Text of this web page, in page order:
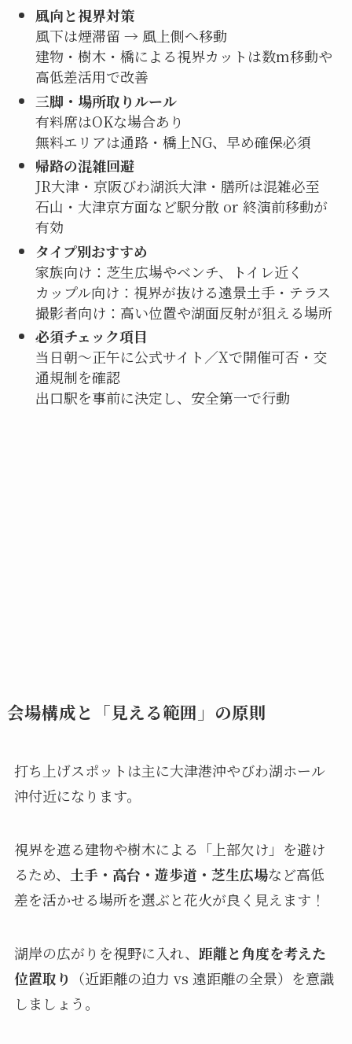
風向と視界対策
風下は煙滞留 → 風上側へ移動
建物・樹木・橋による視界カットは数m移動や
高低差活用で改善
三脚・場所取りルール
有料席はOKな場合あり
無料エリアは通路・橋上NG、早め確保必須
帰路の混雑回避
JR大津・京阪びわ湖浜大津・膳所は混雑必至
石山・大津京方面など駅分散 or 終演前移動が
有効
タイプ別おすすめ
家族向け：芝生広場やベンチ、トイレ近く
カップル向け：視界が抜ける遠景土手・テラス
撮影者向け：高い位置や湖面反射が狙える場所
必須チェック項目
当日朝〜正午に公式サイト／Xで開催可否・交
通規制を確認
出口駅を事前に決定し、安全第一で行動
会場構成と「見える範囲」の原則
打ち上げスポットは主に大津港沖やびわ湖ホール
沖付近になります。
視界を遮る建物や樹木による「上部欠け」を避け
るため、 土手・高台・遊歩道・芝生広場など高低
差を活かせる場所を選ぶと花火が良く見えます！
湖岸の広がりを視野に入れ、 距離と角度を考えた
位置取り （近距離の迫力 vs 遠距離の全景）を意識
しましょう。